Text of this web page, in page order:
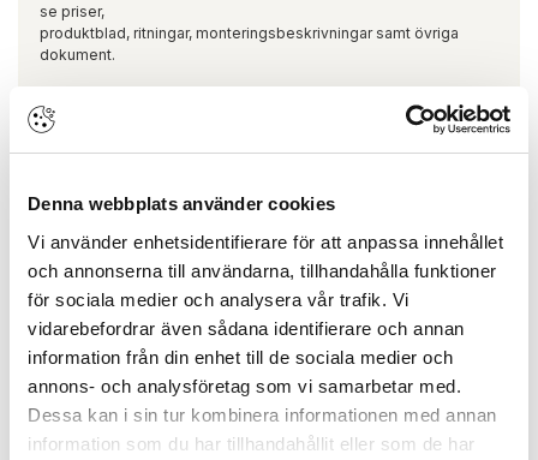
Denna webbplats använder cookies
Vi använder enhetsidentifierare för att anpassa innehållet
och annonserna till användarna, tillhandahålla funktioner
för sociala medier och analysera vår trafik. Vi
vidarebefordrar även sådana identifierare och annan
information från din enhet till de sociala medier och
annons- och analysföretag som vi samarbetar med.
Dessa kan i sin tur kombinera informationen med annan
information som du har tillhandahållit eller som de har
se priser,
produktblad, ritningar, monteringsbeskrivningar samt övriga
dokument.
ARTIKEL: 110263 habo 29165